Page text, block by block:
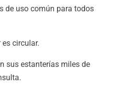
de uso común para todos
circular.
sus estanterías miles de